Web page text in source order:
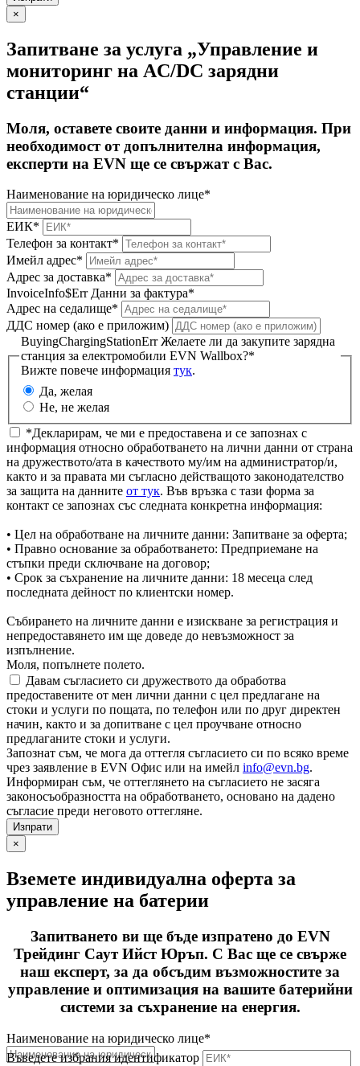
×
Запитване за услуга „Управление и
мониторинг на AC/DC зарядни
станции“
Моля, оставете своите данни и информация. При
необходимост от допълнителна информация,
експерти на EVN ще се свържат с Вас.
Наименование на юридическо лице*
ЕИК*
Телефон за контакт*
Имейл адрес*
Адрес за доставка*
InvoiceInfo$Err Данни за фактура*
Адрес на седалище*
ДДС номер (ако е приложим)
BuyingChargingStationErr Желаете ли да закупите зарядна
станция за електромобили EVN Wallbox?*
Вижте повече информация тук.
Да, желая
Не, не желая
*Декларирам, че ми е предоставена и се запознах с
информация относно обработването на лични данни от страна
на дружеството/ата в качеството му/им на администратор/и,
както и за правата ми съгласно действащото законодателство
за защита на данните от тук. Във връзка с тази форма за
контакт се запознах със следната конкретна информация:
• Цел на обработване на личните данни: Запитване за оферта;
• Правно основание за обработването: Предприемане на
стъпки преди сключване на договор;
• Срок за съхранение на личните данни: 18 месеца след
последната дейност по клиентски номер.
Събирането на личните данни е изискване за регистрация и
непредоставянето им ще доведе до невъзможност за
изпълнение.
Моля, попълнете полето.
Давам съгласието си дружеството да обработва
предоставените от мен лични данни с цел предлагане на
стоки и услуги по пощата, по телефон или по друг директен
начин, както и за допитване с цел проучване относно
предлаганите стоки и услуги.
Запознат съм, че мога да оттегля съгласието си по всяко време
чрез заявление в EVN Офис или на имейл info@evn.bg.
Информиран съм, че оттеглянето на съгласието не засяга
законосъобразността на обработването, основано на дадено
съгласие преди неговото оттегляне.
×
Вземете индивидуална оферта за
управление на батерии
Запитването ви ще бъде изпратено до EVN
Трейдинг Саут Ийст Юръп. С Вас ще се свърже
наш експерт, за да обсъдим възможностите за
управление и оптимизация на вашите батерийни
системи за съхранение на енергия.
Наименование на юридическо лице*
Въведете избрания идентификатор